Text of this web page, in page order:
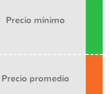
Precio mínimo
Precio promedio